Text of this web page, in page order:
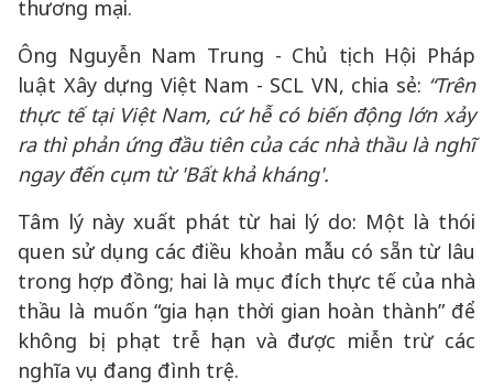
thương mại.
Ông Nguyễn Nam Trung - Chủ tịch Hội Pháp
luật Xây dựng Việt Nam - SCL VN, chia sẻ: “Trên
thực tế tại Việt Nam, cứ hễ có biến động lớn xảy
ra thì phản ứng đầu tiên của các nhà thầu là nghĩ
ngay đến cụm từ 'Bất khả kháng'.
Tâm lý này xuất phát từ hai lý do: Một là thói
quen sử dụng các điều khoản mẫu có sẵn từ lâu
trong hợp đồng; hai là mục đích thực tế của nhà
thầu là muốn “gia hạn thời gian hoàn thành” để
không bị phạt trễ hạn và được miễn trừ các
nghĩa vụ đang đình trệ.